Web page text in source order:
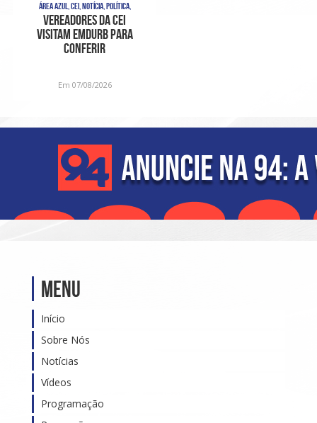
ÁREA AZUL, CEI, NOTÍCIA, POLÍTICA,
Vereadores da CEI
visitam Emdurb para
conferir
Em 07/08/2026
Menu
Início
Sobre Nós
Notícias
Vídeos
Programação